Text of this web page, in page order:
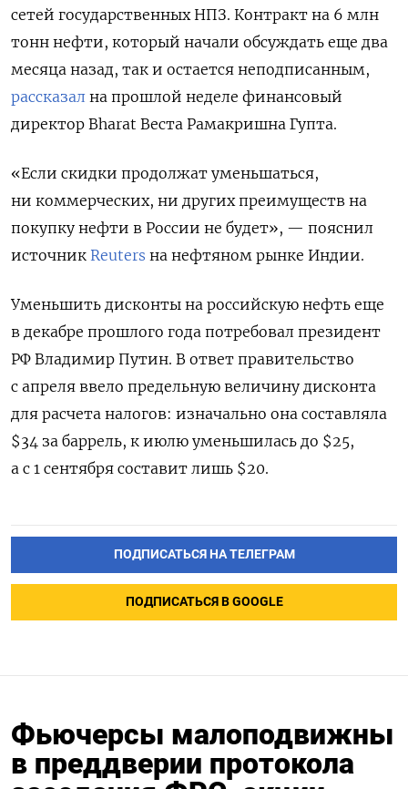
сетей государственных НПЗ. Контракт на 6 млн
тонн нефти, который начали обсуждать еще два
месяца назад, так и остается неподписанным,
рассказал на прошлой неделе финансовый
директор Bharat Веста Рамакришна Гупта.
«Если скидки продолжат уменьшаться,
ни коммерческих, ни других преимуществ на
покупку нефти в России не будет», — пояснил
источник Reuters на нефтяном рынке Индии.
Уменьшить дисконты на российскую нефть еще
в декабре прошлого года потребовал президент
РФ Владимир Путин. В ответ правительство
с апреля ввело предельную величину дисконта
для расчета налогов: изначально она составляла
$34 за баррель, к июлю уменьшилась до $25,
а с 1 сентября составит лишь $20.
ПОДПИСАТЬСЯ НА ТЕЛЕГРАМ
ПОДПИСАТЬСЯ В GOOGLE
Фьючерсы малоподвижны
в преддверии протокола